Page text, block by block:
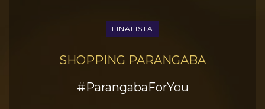
FINALISTA
SHOPPING PARANGABA
#ParangabaForYou